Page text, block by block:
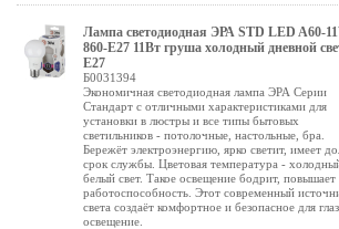
Лампа светодиодная ЭРА STD LED A60-
860-E27 11Вт груша холодный дневной
Е27
Б0031394
Экономичная светодиодная лампа ЭРА Серии
Стандарт с отличными характеристиками для
установки в люстры и все типы бытовых
светильников - потолочные, настольные, бра.
Бережёт электроэнергию, ярко светит, имеет
срок службы. Цветовая температура -
белый свет. Такое освещение бодрит, повышает
работоспособность. Этот современный
света создаёт комфортное и безопасное для глаз
освещение.